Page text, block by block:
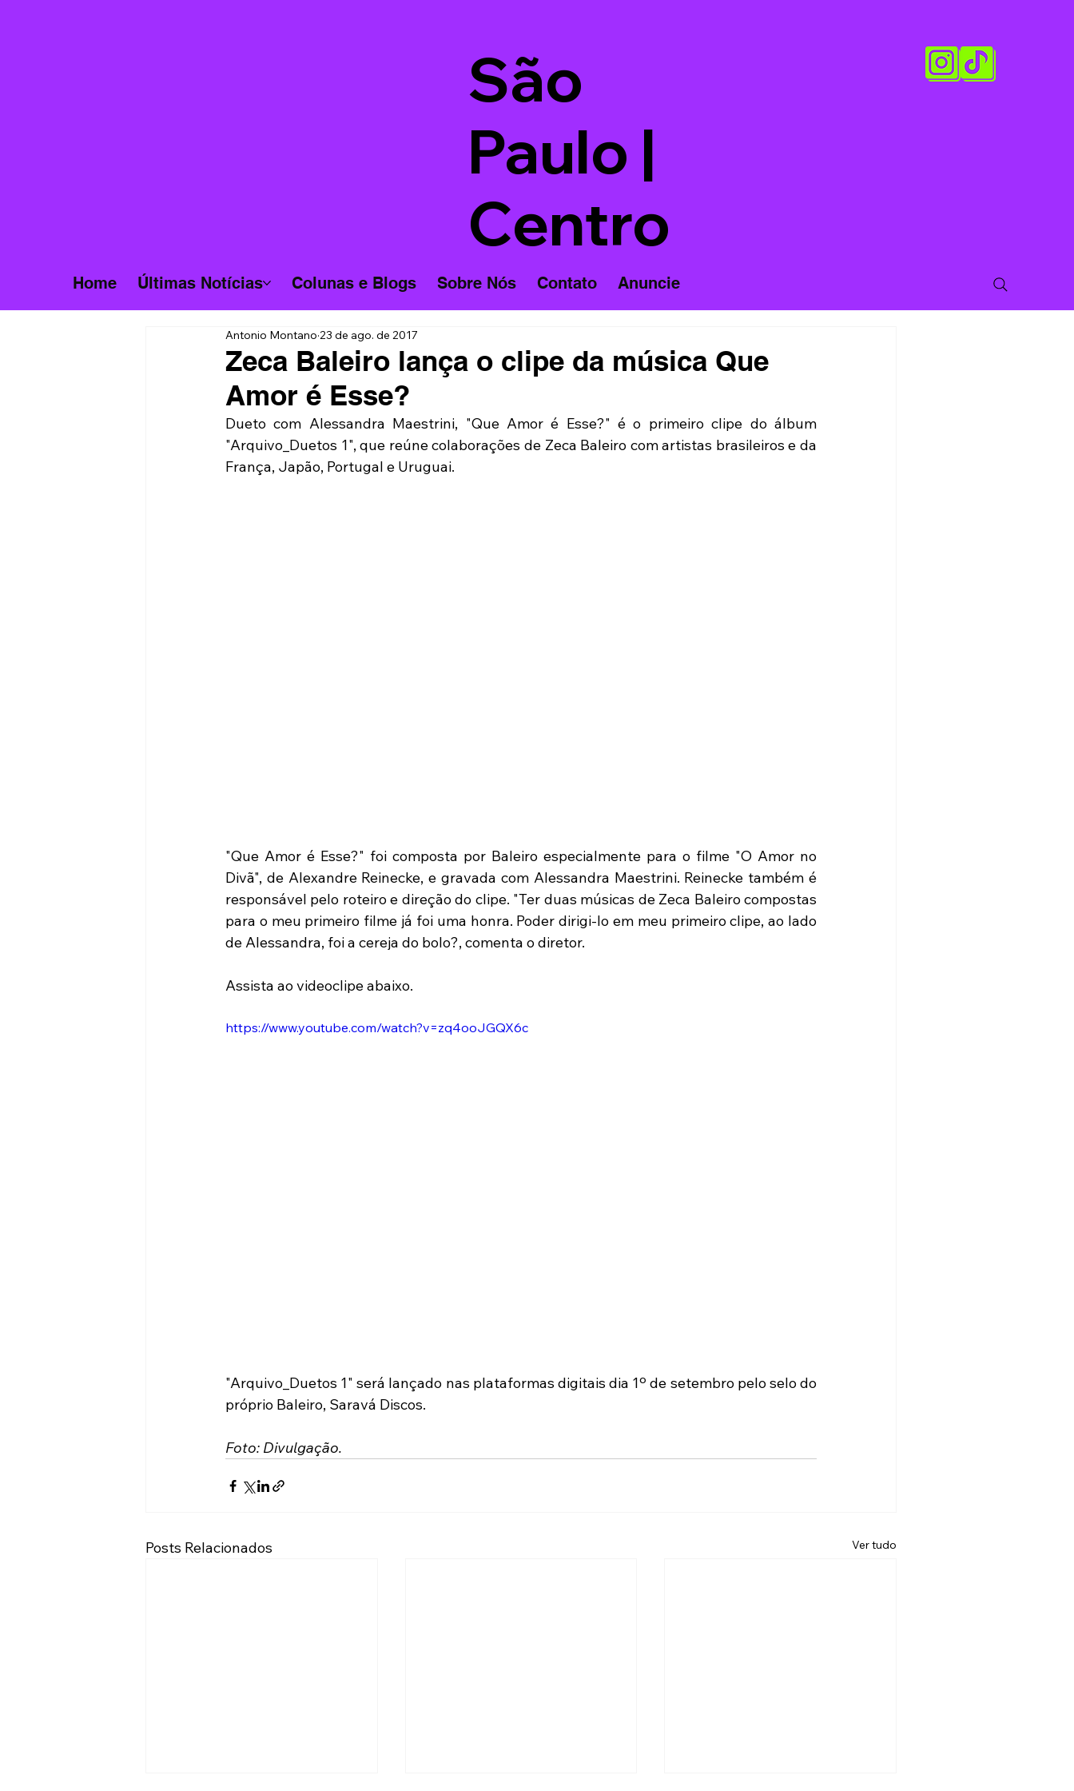
São
Paulo |
Centro
Home Últimas Notícias Colunas e Blogs Sobre Nós Contato Anuncie
Zeca Baleiro lança o clipe da música Que
Amor é Esse?
Antonio Montano 23 de ago. de 2017
Dueto com Alessandra Maestrini, "Que Amor é Esse?" é o primeiro clipe do álbum
"Arquivo_Duetos 1", que reúne colaborações de Zeca Baleiro com artistas brasileiros e da
França, Japão, Portugal e Uruguai.
"Que Amor é Esse?" foi composta por Baleiro especialmente para o filme "O Amor no
Divã", de Alexandre Reinecke, e gravada com Alessandra Maestrini. Reinecke também é
responsável pelo roteiro e direção do clipe. "Ter duas músicas de Zeca Baleiro compostas
para o meu primeiro filme já foi uma honra. Poder dirigi-lo em meu primeiro clipe, ao lado
de Alessandra, foi a cereja do bolo?, comenta o diretor.
Assista ao videoclipe abaixo.
https://www.youtube.com/watch?v=zq4ooJGQX6c
"Arquivo_Duetos 1" será lançado nas plataformas digitais dia 1º de setembro pelo selo do
próprio Baleiro, Saravá Discos.
Foto: Divulgação.
Posts Relacionados Ver tudo